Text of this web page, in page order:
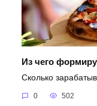
Из чего
Сколько
0 502